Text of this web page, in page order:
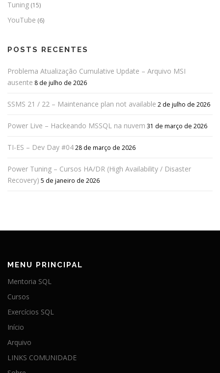
Tuning (15)
YouTube (6)
POSTS RECENTES
Problema Atualização Cumulative Update – Arquivo MSI
ausente 8 de julho de 2026
SSMS 21 / 22 – Maintenance plan not available 2 de julho de 2026
Power Live – Hackeando MSSQL na nuvem 31 de março de 2026
TI-ES – Dev Day #0428 de março de 2026
Power Tuning – Cursos HA/DR (High Availability / Disaster
Recovery) 5 de janeiro de 2026
MENU PRINCIPAL
Mentoria SQL
Cursos
Exercícios SQL
Início
Arquivo
LINKS COMUNIDADE